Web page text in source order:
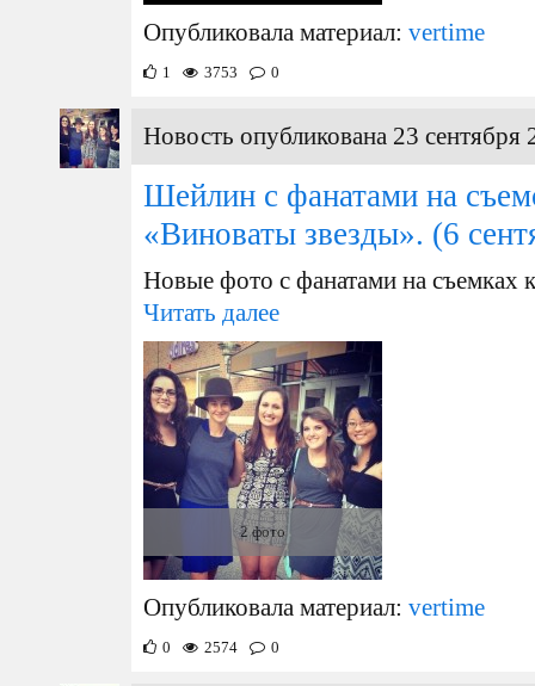
Опубликовала материал: vertime
1 3753 0
Новость опубликована 23 сентября
Шейлин с фанатами на
«Виноваты звезды». (6
Новые фото с фанатами на съемках
Читать далее
2 фото
Опубликовала материал: vertime
0 2574 0